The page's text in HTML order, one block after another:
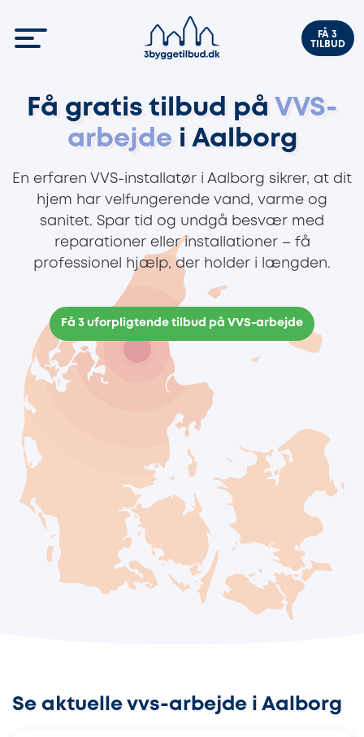
FÅ 3
TILBUD
Få gratis tilbud på VVS-
arbejde i Aalborg
En erfaren VVS-installatør i Aalborg sikrer, at dit
hjem har velfungerende vand, varme og
sanitet. Spar tid og undgå besvær med
reparationer eller installationer – få
professionel hjælp, der holder i længden.
Få 3 uforpligtende tilbud på VVS-arbejde
Se aktuelle vvs-arbejde i Aalborg